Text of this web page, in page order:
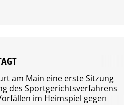
Kreische es ebendort auf
am Main eine erste Sitzung
des Sportgerichtsverfahrens
im Heimspiel gegen